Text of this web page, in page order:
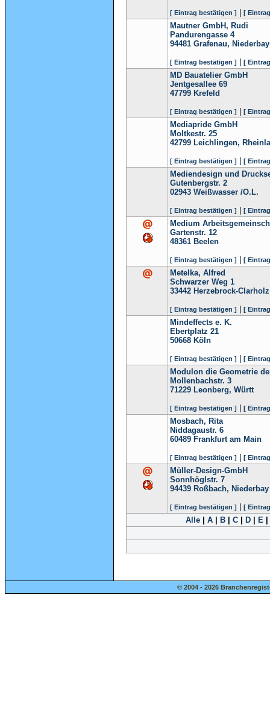
[ Eintrag bestätigen ] [
Mautner GmbH, Rudi
Pandurengasse 4
94481 Grafenau, Niederbay
[ Eintrag bestätigen ] [
MD Bauatelier GmbH
Jentgesallee 69
47799 Krefeld
[ Eintrag bestätigen ] [
Mediapride GmbH
Moltkestr. 25
42799 Leichlingen,
[ Eintrag bestätigen ] [
Mediendesign und
Gutenbergstr. 2
02943 Weißwasser /O.L.
[ Eintrag bestätigen ] [
Medium
Gartenstr. 12
48361 Beelen
[ Eintrag bestätigen ] [
Metelka, Alfred
Schwarzer Weg 1
33442 Herzebrock-Clarholz
[ Eintrag bestätigen ] [
Mindeffects e. K.
Ebertplatz 21
50668 Köln
[ Eintrag bestätigen ] [
Modulon die Geometrie
Mollenbachstr. 3
71229 Leonberg, Württ
[ Eintrag bestätigen ] [
Mosbach, Rita
Niddagaustr. 6
60489 Frankfurt am Main
[ Eintrag bestätigen ] [
Müller-Design-GmbH
Sonnhöglstr. 7
94439 Roßbach, Niederbay
[ Eintrag bestätigen ] [
Alle| A| B| C| D| E|
© 2004 - 2026